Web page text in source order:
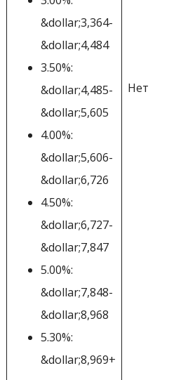
&dollar;3,364-
&dollar;4,484
3.50%:
&dollar;4,485-
&dollar;5,605
4.00%:
&dollar;5,606-
&dollar;6,726
4.50%:
&dollar;6,727-
&dollar;7,847
5.00%:
&dollar;7,848-
&dollar;8,968
5.30%:
&dollar;8,969+
Нет